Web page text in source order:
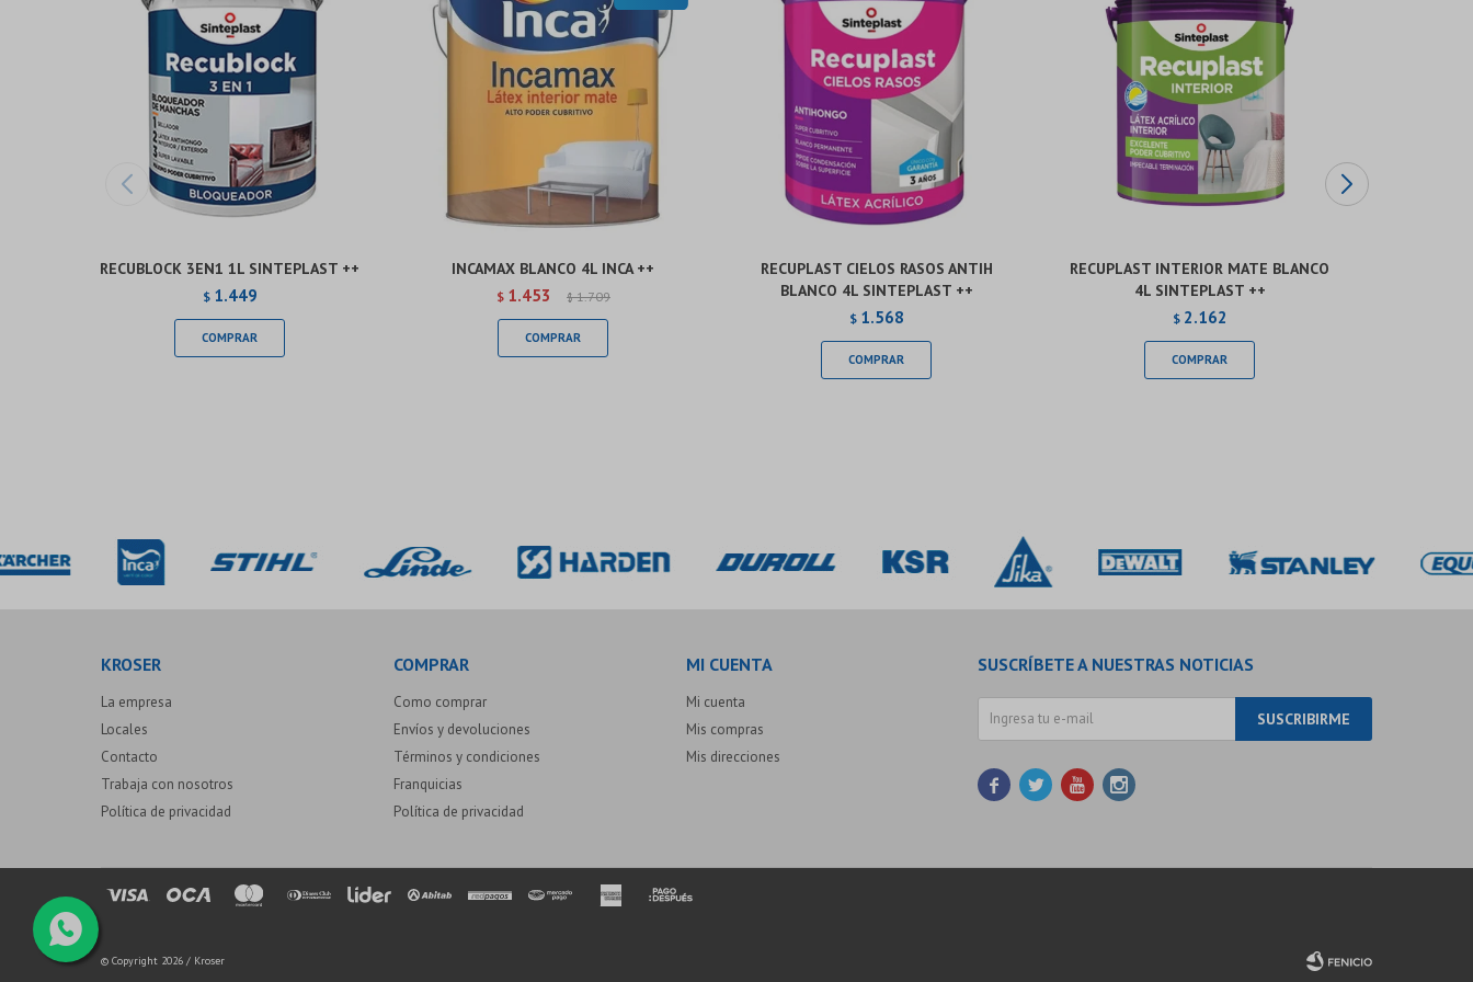
RECUBLOCK 3EN1 1L SINTEPLAST ++
$ 1.449
INCAMAX BLANCO 4L INCA ++
$ 1.453 $ 1.709
RECUPLAST CIELOS RASOS ANTIH
BLANCO 4L SINTEPLAST ++
$ 1.568
RECUPLAST INTERIOR MATE BLANCO
4L SINTEPLAST ++
$ 2.162
KROSER
La empresa
Locales
Contacto
Trabaja con nosotros
Política de privacidad
COMPRAR
Como comprar
Envíos y devoluciones
Términos y condiciones
Franquicias
Política de privacidad
MI CUENTA
Mi cuenta
Mis compras
Mis direcciones
SUSCRÍBETE A NUESTRAS NOTICIAS
SUSCRIBIRME
   
© Copyright 2026 / Kroser